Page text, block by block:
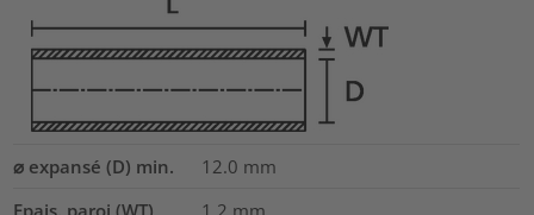
⌀ expansé (D) min. 12.0 mm